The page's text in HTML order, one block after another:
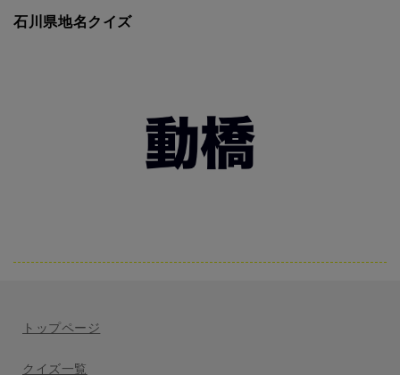
石川県地名クイズ
トップページ
クイズ一覧